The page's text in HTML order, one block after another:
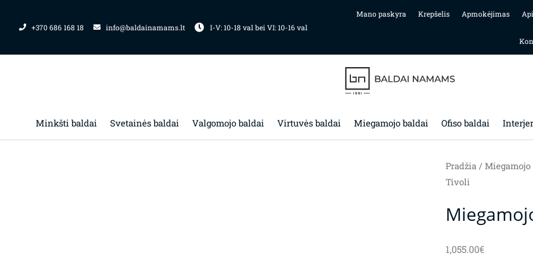
+370 686 168 18 info@baldainamams.lt I-V: 10-18 val bei VI: 10-16 val
Mano paskyra Krepšelis Apmokėjimas
Minkšti baldai Svetainės baldai Valgomojo baldai Virtuvės baldai Miegamojo baldai Ofiso baldai
Pradžia/
Tivoli
1,055.00€